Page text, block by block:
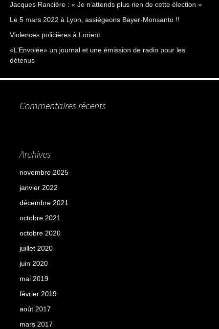
Jacques Rancière : « Je n’attends plus rien de cette élection »
Le 5 mars 2022 à Lyon, assiégeons Bayer-Monsanto !!
Violences policières à Lorient
«L’Envolée» un journal et une émission de radio pour les
détenus
Commentaires récents
Archives
novembre 2025
janvier 2022
décembre 2021
octobre 2021
octobre 2020
juillet 2020
juin 2020
mai 2019
février 2019
août 2017
mars 2017